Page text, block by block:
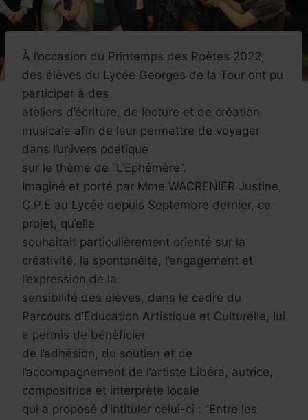
À l’occasion du Printemps des Poètes 2022,
des élèves du Lycée Georges de la Tour ont pu
participer à des
ateliers d’écriture, de lecture et de création
musicale afin de leur permettre de voyager
dans l’univers poétique
sur le thème de ‘’L’Ephémère’’.
Imaginé et porté par Mme WACRENIER Justine,
C.P.E au Lycée depuis Septembre dernier, ce
projet, qu’elle
souhaitait particulièrement orienté sur la
créativité, la spontanéité, l’engagement et
l’expression de la
sensibilité des élèves, dans le cadre du
Parcours d’Education Artistique et Culturelle, lui
a permis de bénéficier
de l’adhésion, du soutien et de
l’accompagnement de l’artiste Libéra, autrice,
compositrice et interprète locale
qui a proposé d’intituler celui-ci : ‘’Entre les